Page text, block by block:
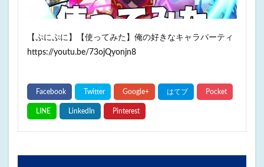
【ぷにぷに】【使ってみた】俺の好きなキャラパーティ
https://youtu.be/73ojQyonjn8